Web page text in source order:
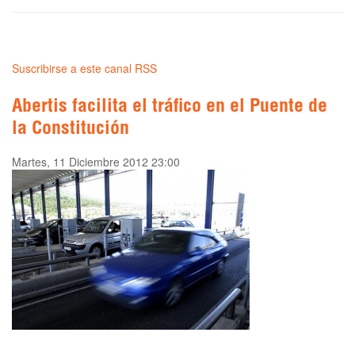
Suscribirse a este canal RSS
Abertis facilita el tráfico en el Puente de
la Constitución
Martes, 11 Diciembre 2012 23:00